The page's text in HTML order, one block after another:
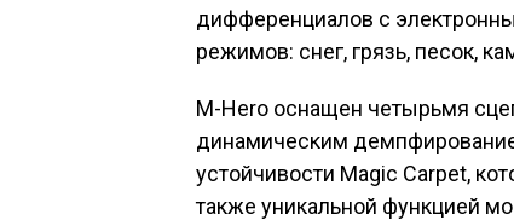
дифференциалов с
режимов: снег, грязь, песок,
M-Hero оснащен четырьмя
динамическим
устойчивости Magic Carpet,
также уникальной функцией